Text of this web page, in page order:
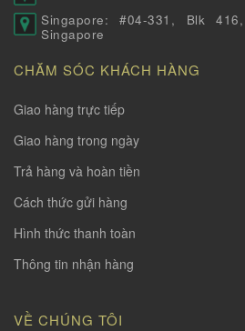
Singapore: #04-331, Blk
Singapore
CHĂM SÓC KHÁCH HÀNG
Giao hàng trực tiếp
Giao hàng trong ngày
Trả hàng và hoàn tiền
Cách thức gửi hàng
Hình thức thanh toàn
Thông tin nhận hàng
VỀ CHÚNG TÔI